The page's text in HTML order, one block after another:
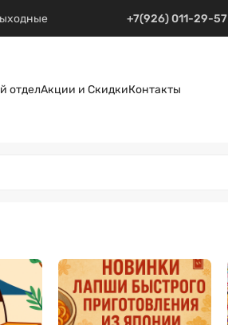
+7(926) 011-29-57
отделАкции и СкидкиКонтакты